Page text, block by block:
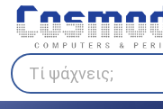
Τί ψάχνεις;
Klarna
Πληρώστε σε 3
άτοκες δόσεις